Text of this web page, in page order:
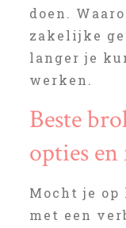
doen.
zakelijke
langer je
werken.
Beste
opties
Mocht je
met een